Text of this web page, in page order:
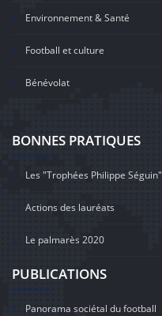
Environnement & Santé
Football et culture
Bénévolat
BONNES PRATIQUES
Les "Trophées Philippe Séguin"
Actions des lauréats
Le palmarès 2020
PUBLICATIONS
Panorama sociétal du football